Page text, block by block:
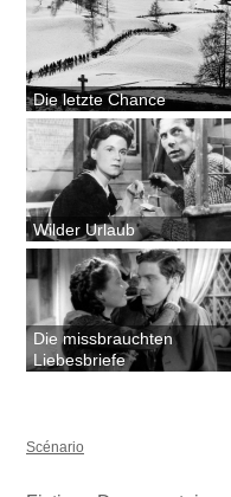
Die letzte Chance
Wilder Urlaub
Die missbrauchten
Liebesbriefe
Scénario